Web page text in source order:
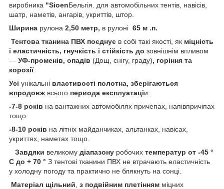
виробника "SioenБельгія. для автомобільних тентів, навісів,
шатр, наметів, ангарів, укриттів, штор.
Ширина рулона 2,50 метр, в рулоні 65 м .п.
Тентова тканина ПВХ поєднує в собі такі якості, як міцність
і еластичність, гнучкість і стійкість до зовнішнім впливом
— УФ-променів, опадів (Дощ, снігу, граду), горіння та
корозії.
Усі унікальні властивості полотна, зберігаються
впродовж всього периода експлуатаціи:
-7-8 років на вантажних автомобілях причепах, напівпричіпах
тощо
-8-10 років на літніх майданчиках, альтанках, навісах,
укриттях, наметах тощо.
Завдяки великому діапазону робочих температур от -45 °
С до + 70 ° З тентові тканини ПВХ не втрачають еластичність
у холодну погоду та практично не блякнуть на сонці.
Матеріал щільний з подвійним плетінням міцних